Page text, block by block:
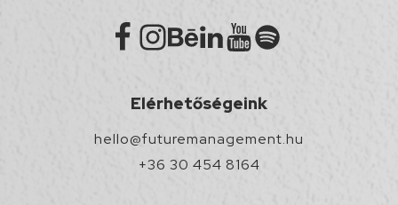
Elérhetőségeink
hello@futuremanagement.hu
+36 30 454 8164